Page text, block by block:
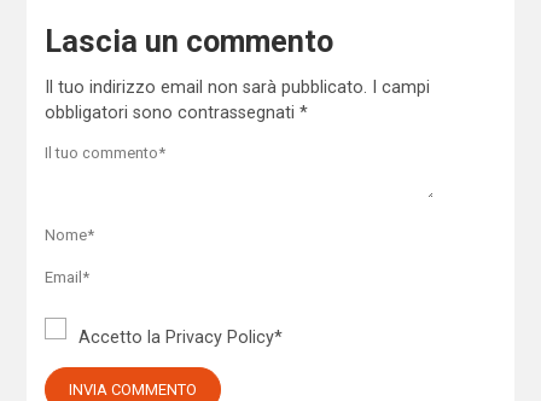
Lascia un commento
Il tuo indirizzo email non sarà pubblicato.
I campi
obbligatori sono contrassegnati *
Accetto la Privacy Policy*